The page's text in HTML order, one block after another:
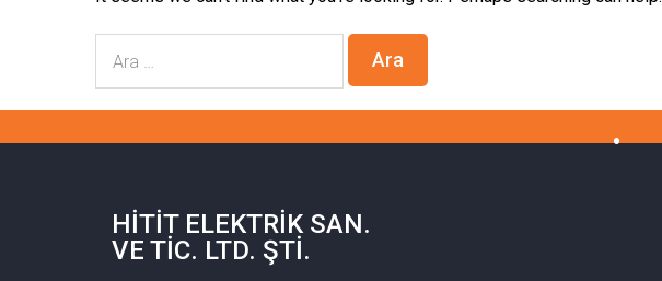
HITIT ELEKTRIK SAN.
VE TIC. LTD. ŞTI.